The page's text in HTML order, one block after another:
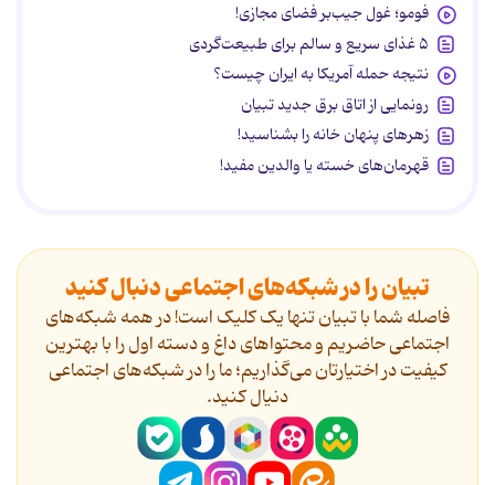
فومو؛ غول جیب‌بر فضای مجازی!
۵ غذای سریع و سالم برای طبیعت‌گردی
نتیجه حمله آمریکا به ایران چیست؟
رونمایی از اتاق برق جدید تبیان
زهرهای پنهان خانه را بشناسید!
قهرمان‌های خسته یا والدین مفید!
تبیان را در شبکه‌های اجتماعی دنبال کنید
فاصله شما با تبیان تنها یک کلیک است! در همه شبکه‌های
اجتماعی حاضریم و محتواهای داغ و دسته اول را با بهترین
کیفیت در اختیارتان می‌گذاریم؛ ما را در شبکه‌های اجتماعی
دنیال کنید.